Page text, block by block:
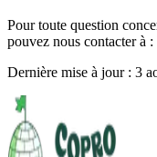
Pour toute question
pouvez nous contacter à
Dernière mise à jour : 3